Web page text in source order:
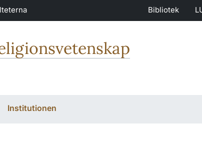
Bibliotek
Institutionen